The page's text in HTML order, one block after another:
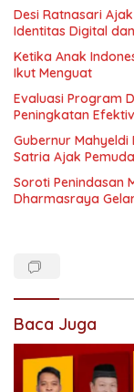
Desi Ratnasari
Identitas Digital
Ketika Anak
Ikut Menguat
Evaluasi Program
Peningkatan
Gubernur
Satria Ajak
Soroti Penindasan
Dharmasraya
Baca Juga